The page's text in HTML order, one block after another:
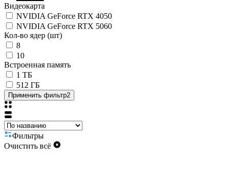
Видеокарта
NVIDIA GeForce RTX 4050
NVIDIA GeForce RTX 5060
Кол-во ядер (шт)
8
10
Встроенная память
1 ТБ
512 ГБ
Применить фильтр2
Фильтры
Очистить всё